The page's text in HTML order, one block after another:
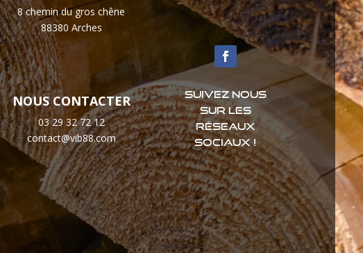
8 chemin du gros chêne
88380 Arches
NOUS CONTACTER
03 29 32 72 12
contact@vib88.com
Suivez nous
sur les
réseaux
sociaux !